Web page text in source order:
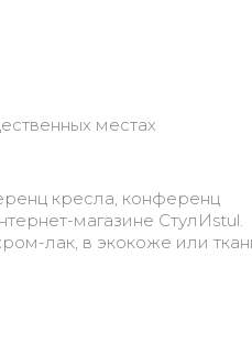
местах
кресла, конференц
магазине СтулИstul.
лак, в экокоже или